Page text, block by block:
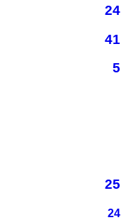
24
41
5
25
24